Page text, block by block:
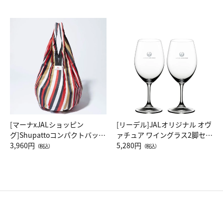
[マーナxJALショッピン
グ]Shupattoコンパクトバッグ
Drop JAL客室乗務員（LC）ス
3,960円 （税込）
[リーデル]JALオリジナル オヴ
ァチュア ワイングラス2脚セッ
ト（レッドワイン）
5,280円 （税込）